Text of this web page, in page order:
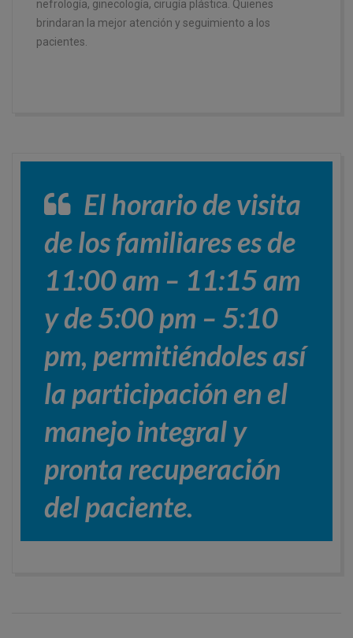
nefrología, ginecología, cirugía plástica. Quienes
brindaran la mejor atención y seguimiento a los
pacientes.
El horario de visita
de los familiares es de
11:00 am – 11:15 am
y de 5:00 pm – 5:10
pm, permitiéndoles así
la participación en el
manejo integral y
pronta recuperación
del paciente.